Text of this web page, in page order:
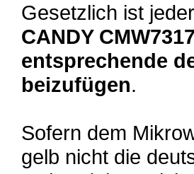
Gesetzlich ist
CANDY
entsprechende
beizufügen.
Sofern dem
gelb nicht die